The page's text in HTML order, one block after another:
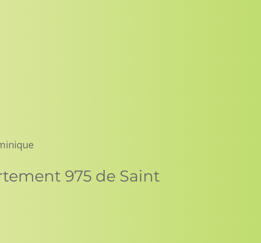
975 de Saint